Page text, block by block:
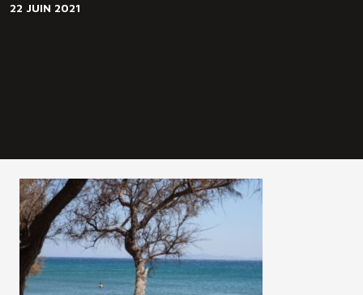
22 JUIN 2021